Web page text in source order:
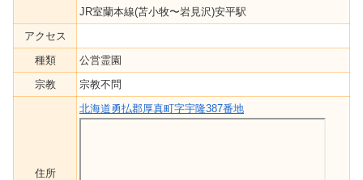
JR室蘭本線(苫小牧〜岩見沢)安平駅
アクセス
種類
公営霊園
宗教
宗教不問
住所
北海道勇払郡厚真町字宇隆387番地